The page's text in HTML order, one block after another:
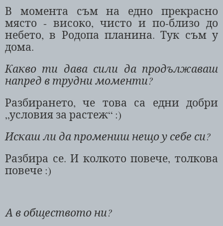
В момента съм на едно прекрасно
място - високо, чисто и по-близо до
небето, в Родопа планина. Тук съм у
дома.
Какво ти дава сили да продължаваш
напред в трудни моменти?
Разбирането, че това са едни добри
„условия за растеж“ :)
Искаш ли да промениш нещо у себе си?
Разбира се. И колкото повече, толкова
повече :)
А в обществото ни?